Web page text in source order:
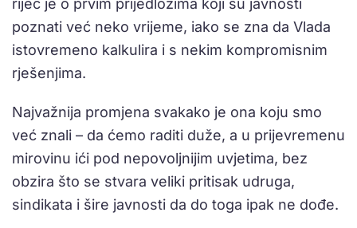
riječ je o prvim prijedlozima koji su javnosti
poznati već neko vrijeme, iako se zna da Vlada
istovremeno kalkulira i s nekim kompromisnim
rješenjima.
Najvažnija promjena svakako je ona koju smo
već znali – da ćemo raditi duže, a u prijevremenu
mirovinu ići pod nepovoljnijim uvjetima, bez
obzira što se stvara veliki pritisak udruga,
sindikata i šire javnosti da do toga ipak ne dođe.